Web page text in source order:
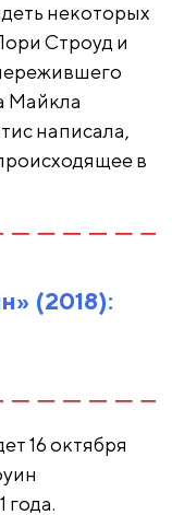
некоторых
Строуд и
Майкла
написала,
в
(2018):
16 октября
года.